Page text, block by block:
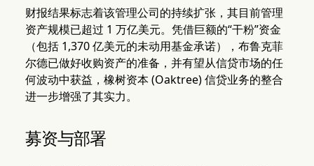
财报结果标志着该管理公司的持续扩张，其目前管理
资产规模已超过 1 万亿美元。凭借巨额的“干粉”资金
（包括 1,370 亿美元的未动用基金承诺），布鲁克菲
尔德已做好收购资产的准备，并有望从信贷市场的任
何波动中获益，橡树资本 (Oaktree) 信贷业务的整合
进一步增强了其实力。
募资与部署